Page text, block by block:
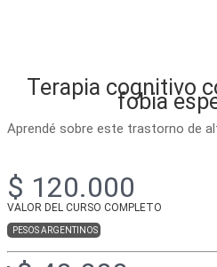
Terapia cognitivo
fobia
Aprendé sobre este trastorno de
$ 120.000
VALOR DEL CURSO COMPLETO
PESOS ARGENTINOS